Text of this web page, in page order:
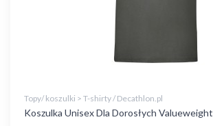
Topy/ koszulki > T-shirty / Decathlon.pl
Koszulka Unisex Dla Dorosłych Valueweight